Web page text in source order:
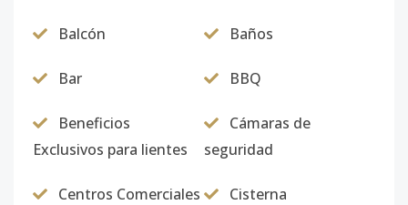
Balcón Baños
Bar BBQ
Beneficios
Exclusivos para lientes
Cámaras de
seguridad
Centros Comerciales
Cisterna